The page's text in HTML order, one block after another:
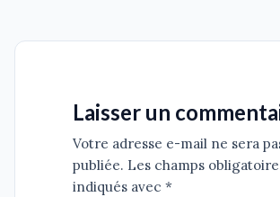
Laisser un
Votre adresse e-mail ne sera
publiée. Les champs
indiqués avec *